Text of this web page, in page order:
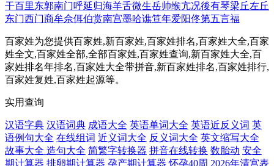
干百里东郭南门呼延归海羊舌微生岳帅缑亢况後有琴梁丘左丘
东门西门商牟佘佴伯赏南宫墨哈谯笪年爱阳佟第五言福
百家姓为您提供百家姓,新百家姓,百家姓排名,百家姓大全,百家
姓全文,百家姓全部,全部百家姓,百家姓查询,新百家姓大全,百
家姓排名年排名,百家姓大全带拼音,新百家姓排名,百家姓排行,
百家姓复姓,百家姓起源等。
实用查询
汉语字典 汉语词典 成语大全 英语单词大全 英语近反义词 英
语例句大全 在线组词 近义词大全 反义词大全 英文缩写大全
故事大全 造句大全 简繁字转换器 拼音在线转换 数胎动 安全
期计算器 排卵期计算器 孕产期计算器 怀孕40周 2026年清宫表